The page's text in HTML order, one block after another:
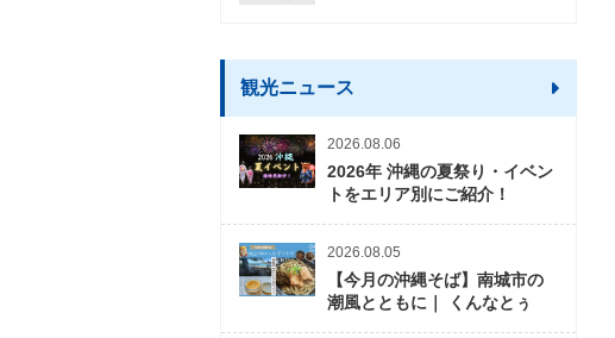
観光ニュース
2026.08.06
2026年 沖縄の夏祭り・イベン
トをエリア別にご紹介！
2026.08.05
【今月の沖縄そば】南城市の
潮風とともに｜ くんなとぅ